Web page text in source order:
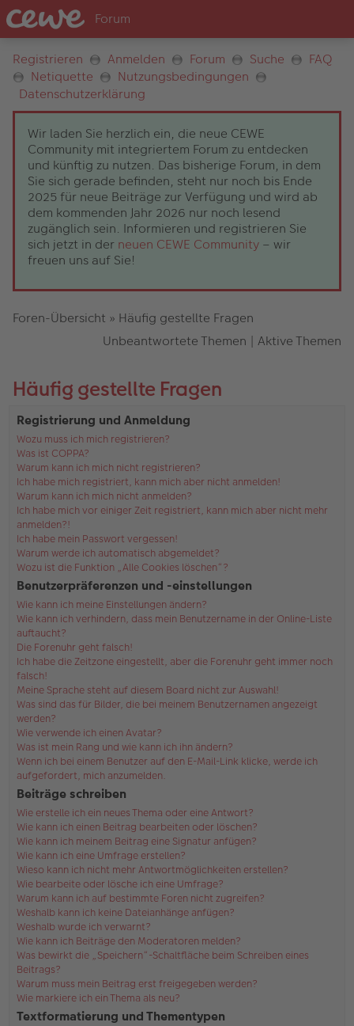
Registrieren Anmelden Forum Suche
FAQ
Netiquette
Nutzungsbedingungen
Datenschutzerklärung
Wir laden Sie herzlich ein, die neue CEWE
Community mit integriertem Forum zu entdecken
und künftig zu nutzen. Das bisherige Forum, in dem
Sie sich gerade befinden, steht nur noch bis Ende
2025 für neue Beiträge zur Verfügung und wird ab
dem kommenden Jahr 2026 nur noch lesend
zugänglich sein. Informieren und registrieren Sie
sich jetzt in der neuen CEWE Community – wir
freuen uns auf Sie!
Foren-Übersicht » Häufig gestellte Fragen
Unbeantwortete Themen | Aktive Themen
Häufig gestellte Fragen
Registrierung und Anmeldung
Wozu muss ich mich registrieren?
Was ist COPPA?
Warum kann ich mich nicht registrieren?
Ich habe mich registriert, kann mich aber nicht anmelden!
Warum kann ich mich nicht anmelden?
Ich habe mich vor einiger Zeit registriert, kann mich aber nicht mehr
anmelden?!
Ich habe mein Passwort vergessen!
Warum werde ich automatisch abgemeldet?
Wozu ist die Funktion „Alle Cookies löschen“?
Benutzerpräferenzen und -einstellungen
Wie kann ich meine Einstellungen ändern?
Wie kann ich verhindern, dass mein Benutzername in der Online-Liste
auftaucht?
Die Forenuhr geht falsch!
Ich habe die Zeitzone eingestellt, aber die Forenuhr geht immer noch
falsch!
Meine Sprache steht auf diesem Board nicht zur Auswahl!
Was sind das für Bilder, die bei meinem Benutzernamen angezeigt
werden?
Wie verwende ich einen Avatar?
Was ist mein Rang und wie kann ich ihn ändern?
Wenn ich bei einem Benutzer auf den E-Mail-Link klicke, werde ich
aufgefordert, mich anzumelden.
Beiträge schreiben
Wie erstelle ich ein neues Thema oder eine Antwort?
Wie kann ich einen Beitrag bearbeiten oder löschen?
Wie kann ich meinem Beitrag eine Signatur anfügen?
Wie kann ich eine Umfrage erstellen?
Wieso kann ich nicht mehr Antwortmöglichkeiten erstellen?
Wie bearbeite oder lösche ich eine Umfrage?
Warum kann ich auf bestimmte Foren nicht zugreifen?
Weshalb kann ich keine Dateianhänge anfügen?
Weshalb wurde ich verwarnt?
Wie kann ich Beiträge den Moderatoren melden?
Was bewirkt die „Speichern“-Schaltfläche beim Schreiben eines
Beitrags?
Warum muss mein Beitrag erst freigegeben werden?
Wie markiere ich ein Thema als neu?
Textformatierung und Thementypen